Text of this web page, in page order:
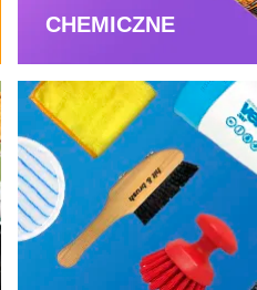
CHEMICZNE